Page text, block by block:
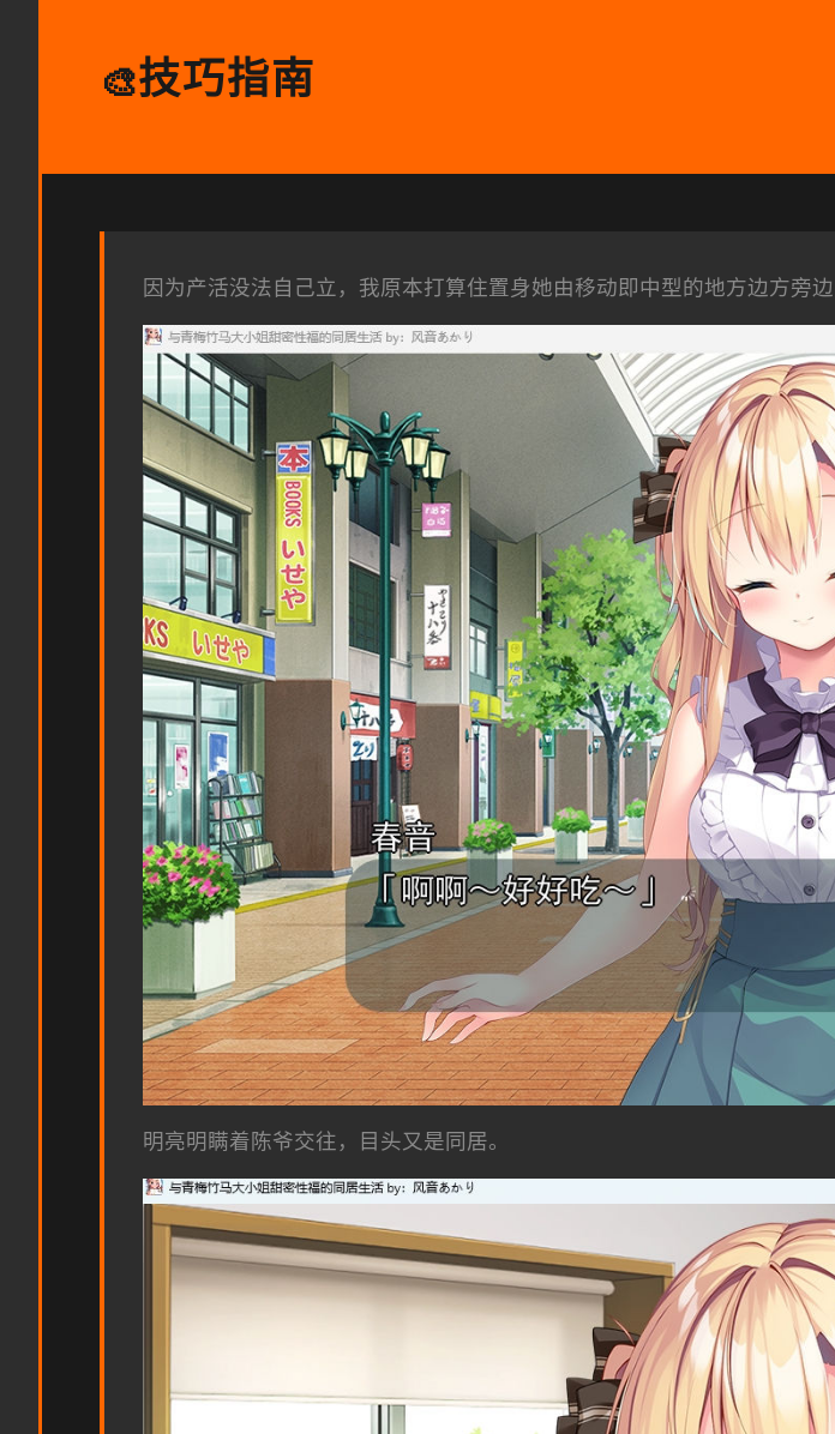
🎨技巧指南
因为产活没法自己立，我原本打算住置身她由移动即中型的地方边方旁
明亮明瞒着陈爷交往，目头又是同居。